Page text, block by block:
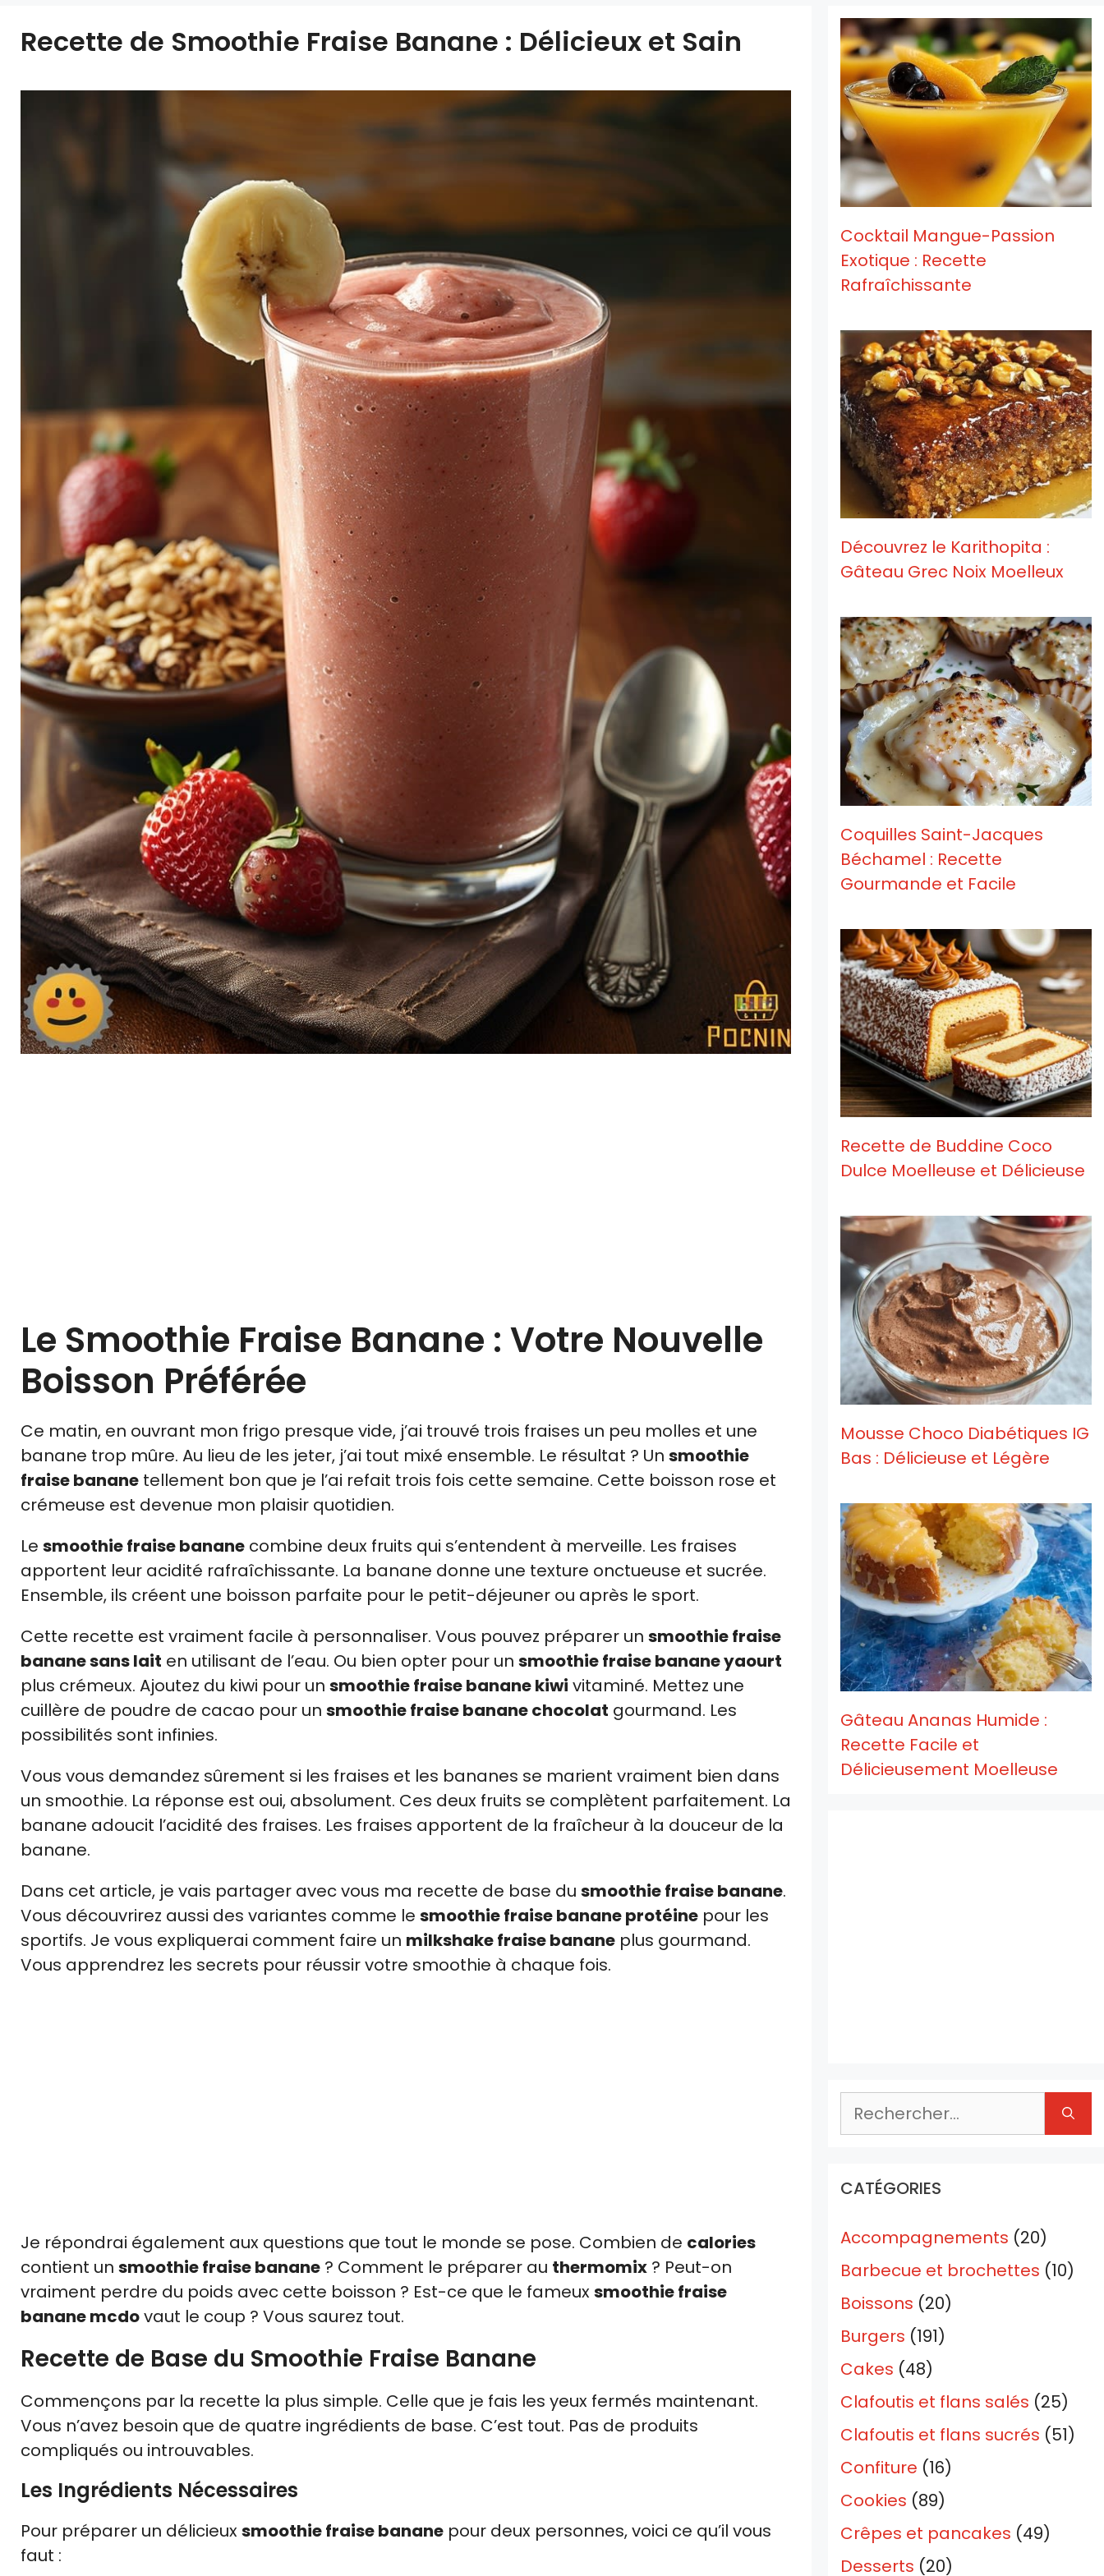
Recette de Smoothie Fraise Banane : Délicieux et Sain
Le Smoothie Fraise Banane : Votre Nouvelle
Boisson Préférée
Ce matin, en ouvrant mon frigo presque vide, j’ai trouvé trois fraises un peu molles et une
banane trop mûre. Au lieu de les jeter, j’ai tout mixé ensemble. Le résultat ? Un smoothie
fraise banane tellement bon que je l’ai refait trois fois cette semaine. Cette boisson rose et
crémeuse est devenue mon plaisir quotidien.
Le smoothie fraise banane combine deux fruits qui s’entendent à merveille. Les fraises
apportent leur acidité rafraîchissante. La banane donne une texture onctueuse et sucrée.
Ensemble, ils créent une boisson parfaite pour le petit-déjeuner ou après le sport.
Cette recette est vraiment facile à personnaliser. Vous pouvez préparer un smoothie fraise
banane sans lait en utilisant de l’eau. Ou bien opter pour un smoothie fraise banane yaourt
plus crémeux. Ajoutez du kiwi pour un smoothie fraise banane kiwi vitaminé. Mettez une
cuillère de poudre de cacao pour un smoothie fraise banane chocolat gourmand. Les
possibilités sont infinies.
Vous vous demandez sûrement si les fraises et les bananes se marient vraiment bien dans
un smoothie. La réponse est oui, absolument. Ces deux fruits se complètent parfaitement. La
banane adoucit l’acidité des fraises. Les fraises apportent de la fraîcheur à la douceur de la
banane.
Dans cet article, je vais partager avec vous ma recette de base du smoothie fraise banane.
Vous découvrirez aussi des variantes comme le smoothie fraise banane protéine pour les
sportifs. Je vous expliquerai comment faire un milkshake fraise banane plus gourmand.
Vous apprendrez les secrets pour réussir votre smoothie à chaque fois.
Je répondrai également aux questions que tout le monde se pose. Combien de calories
contient un smoothie fraise banane ? Comment le préparer au thermomix ? Peut-on
vraiment perdre du poids avec cette boisson ? Est-ce que le fameux smoothie fraise
banane mcdovaut le coup ? Vous saurez tout.
Recette de Base du Smoothie Fraise Banane
Commençons par la recette la plus simple. Celle que je fais les yeux fermés maintenant.
Vous n’avez besoin que de quatre ingrédients de base. C’est tout. Pas de produits
compliqués ou introuvables.
Les Ingrédients Nécessaires
Pour préparer un délicieux smoothie fraise banane pour deux personnes, voici ce qu’il vous
faut :
Cocktail Mangue-Passion
Exotique : Recette
Rafraîchissante
Découvrez le Karithopita :
Gâteau Grec Noix Moelleux
Coquilles Saint-Jacques
Béchamel : Recette
Gourmande et Facile
Recette de Buddine Coco
Dulce Moelleuse et Délicieuse
Mousse Choco Diabétiques IG
Bas : Délicieuse et Légère
Gâteau Ananas Humide :
Recette Facile et
Délicieusement Moelleuse
Rechercher :
CATÉGORIES
Accompagnements (20)
Barbecue et brochettes (10)
Boissons (20)
Burgers (191)
Cakes (48)
Clafoutis et flans salés (25)
Clafoutis et flans sucrés (51)
Confiture (16)
Cookies (89)
Crêpes et pancakes (49)
Desserts (20)